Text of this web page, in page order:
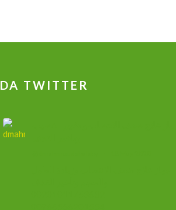
DA TWITTER